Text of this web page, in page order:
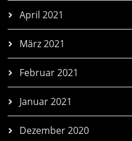
April 2021
März 2021
Februar 2021
Januar 2021
Dezember 2020